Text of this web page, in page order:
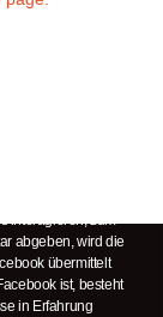
mit den
auf den Umfang
dass ein
seinem
interagieren, zum
abgeben, wird die
übermittelt
ist, besteht
in Erfahrung